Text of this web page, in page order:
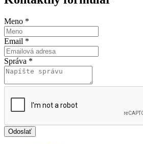
Meno *
Email *
Správa *
Odoslať